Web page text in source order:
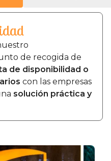
de recogida de
de disponibilidad o
con las empresas
solución práctica y